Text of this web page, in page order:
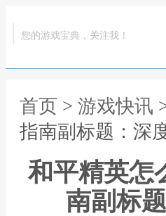
您的游戏宝典，关注我！
首页 > 游戏快讯
指南副标题：深
和平精英怎
南副标